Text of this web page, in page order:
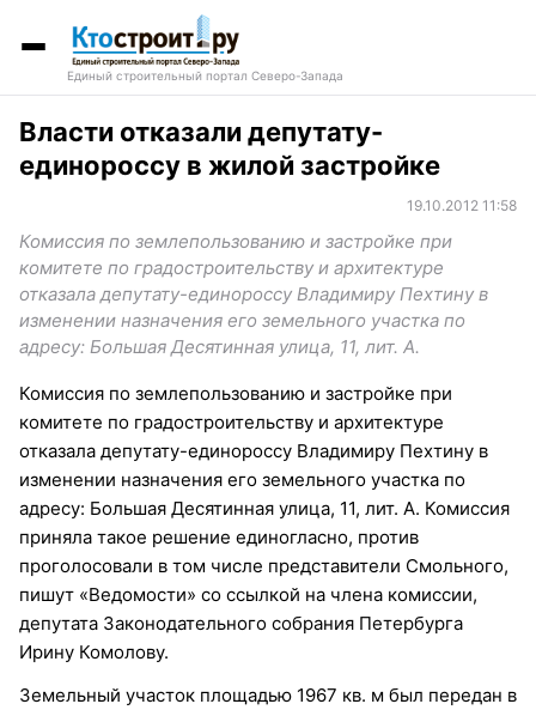
Единый строительный портал Северо-Запада
Власти отказали депутату-
единороссу в жилой застройке
19.10.2012 11:58
Комиссия по землепользованию и застройке при
комитете по градостроительству и архитектуре
отказала депутату-единороссу Владимиру Пехтину в
изменении назначения его земельного участка по
адресу: Большая Десятинная улица, 11, лит. А.
Комиссия по землепользованию и застройке при
комитете по градостроительству и архитектуре
отказала депутату-единороссу Владимиру Пехтину в
изменении назначения его земельного участка по
адресу: Большая Десятинная улица, 11, лит. А. Комиссия
приняла такое решение единогласно, против
проголосовали в том числе представители Смольного,
пишут «Ведомости» со ссылкой на члена комиссии,
депутата Законодательного собрания Петербурга
Ирину Комолову.
Земельный участок площадью 1967 кв. м был передан в